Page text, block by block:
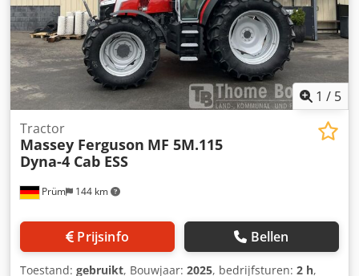
1 / 5
Prüm 144 km
Tractor
Massey Ferguson MF 5M.115
Dyna-4 Cab ESS
Prijsinfo Bellen
Toestand: gebruikt, Bouwjaar: 2025, bedrijfsturen: 2 h,